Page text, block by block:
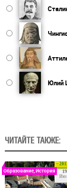
Юлий
ЧИТАЙТЕ ТАКЖЕ:
19
Образование, История